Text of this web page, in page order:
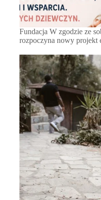
Fundacja W zgodzie ze
rozpoczyna nowy projekt